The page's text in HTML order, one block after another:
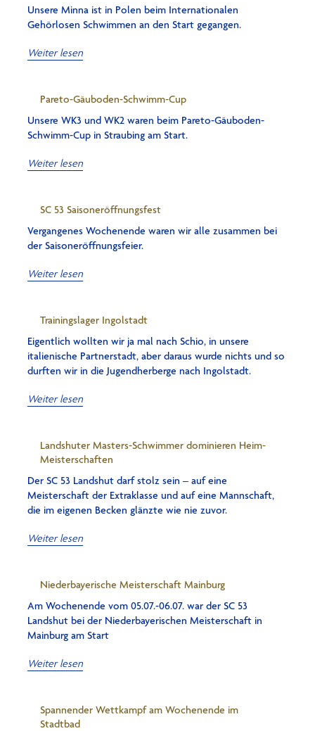
Unsere Minna ist in Polen beim Internationalen
Gehörlosen Schwimmen an den Start gegangen.
Weiter lesen
Pareto-Gäuboden-Schwimm-Cup
Unsere WK3 und WK2 waren beim Pareto-Gäuboden-
Schwimm-Cup in Straubing am Start.
Weiter lesen
SC 53 Saisoneröffnungsfest
Vergangenes Wochenende waren wir alle zusammen bei
der Saisoneröffnungsfeier.
Weiter lesen
Trainingslager Ingolstadt
Eigentlich wollten wir ja mal nach Schio, in unsere
italienische Partnerstadt, aber daraus wurde nichts und so
durften wir in die Jugendherberge nach Ingolstadt.
Weiter lesen
Landshuter Masters-Schwimmer dominieren Heim-
Meisterschaften
Der SC 53 Landshut darf stolz sein – auf eine
Meisterschaft der Extraklasse und auf eine Mannschaft,
die im eigenen Becken glänzte wie nie zuvor.
Weiter lesen
Niederbayerische Meisterschaft Mainburg
Am Wochenende vom 05.07.-06.07. war der SC 53
Landshut bei der Niederbayerischen Meisterschaft in
Mainburg am Start
Weiter lesen
Spannender Wettkampf am Wochenende im
Stadtbad